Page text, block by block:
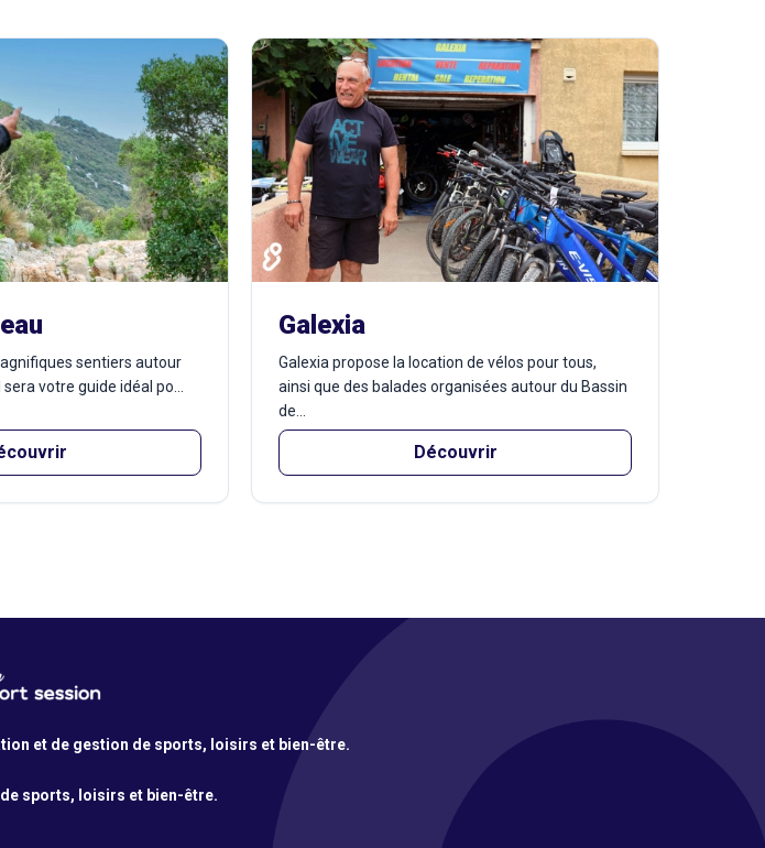
sentiers autour
votre guide idéal po...
Galexia
Galexia propose la location de vélos pour tous,
ainsi que des balades organisées autour du Bassin
de...
Découvrir
et de gestion de sports, loisirs et bien-être.
sports, loisirs et bien-être.